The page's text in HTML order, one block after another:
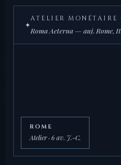
✦
ATELIER MONÉTAIRE
Roma Aeterna — auj. Rome,
ROME
Atelier · 6 av. J.-C.